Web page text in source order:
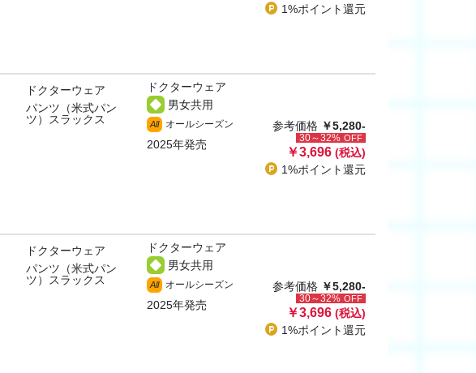
1%ポイント還元
ドクターウェア
パンツ（米式パン
ツ）スラックス
ドクターウェア
男女共用
All オールシーズン
2025年発売
参考価格 ￥5,280-
30～32% OFF
￥3,696 (税込)
1%ポイント還元
ドクターウェア
パンツ（米式パン
ツ）スラックス
ドクターウェア
男女共用
All オールシーズン
2025年発売
参考価格 ￥5,280-
30～32% OFF
￥3,696 (税込)
1%ポイント還元